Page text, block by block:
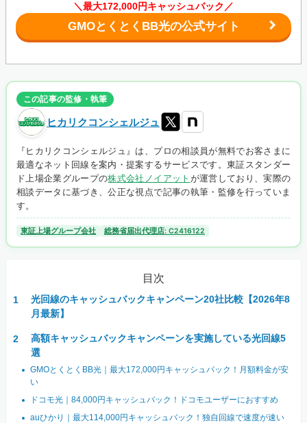
＼最大172,000円キャッシュバック／
GMOとくとくBB光の公式サイト
この記事の監修・執筆
ヒカリクコンシェルジュ
『ヒカリクコンシェルジュ』は、プロの相談員が無料でお客さまに
最適なネット回線を案内・提案するサービスです。東証スタンダー
ド上場企業グループの株式会社ノイアット が運営しており、実際の
相談データに基づき、公正な視点で記事の執筆・監修を行っていま
す。
東証上場グループ会社 総務省届出代理店: C2416122
目次
光回線のキャッシュバックキャンペーン20社比較【2026年8
月最新】
高額キャッシュバックキャンペーンを実施している光回線5
選
GMOとくとくBB光｜最大172,000円キャッシュバック！月額料金が安
い
ドコモ光｜84,000円キャッシュバック！ドコモユーザーにおすすめ
auひかり｜最大114,000円キャッシュバック！独自回線で速度が速い